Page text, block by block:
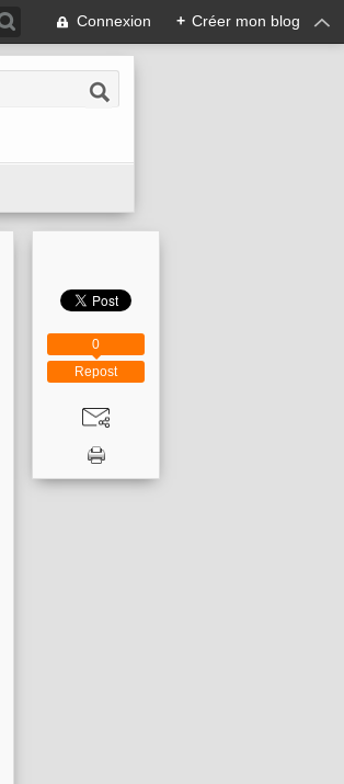
Connexion + Créer mon blog
Repost
0